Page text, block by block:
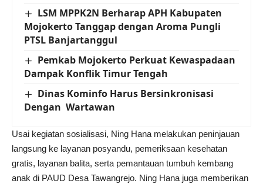
LSM MPPK2N Berharap APH Kabupaten
Mojokerto Tanggap dengan Aroma Pungli
PTSL Banjartanggul
Pemkab Mojokerto Perkuat Kewaspadaan
Dampak Konflik Timur Tengah
Dinas Kominfo Harus Bersinkronisasi
Dengan Wartawan
Usai kegiatan sosialisasi, Ning Hana melakukan peninjauan
langsung ke layanan posyandu, pemeriksaan kesehatan
gratis, layanan balita, serta pemantauan tumbuh kembang
anak di PAUD Desa Tawangrejo. Ning Hana juga memberikan